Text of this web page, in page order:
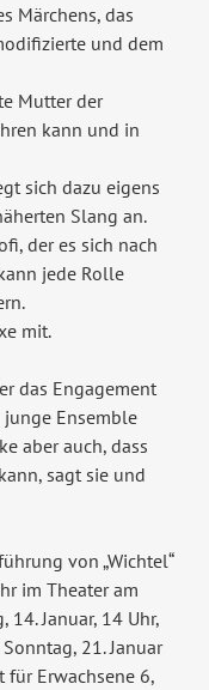
Märchens, das
und dem
Mutter der
kann und in
sich dazu eigens
Slang an.
der es sich nach
jede Rolle
mit.
das Engagement
junge Ensemble
aber auch, dass
sagt sie und
von „Wichtel“
im Theater am
14. Januar, 14 Uhr,
21. Januar
für Erwachsene 6,